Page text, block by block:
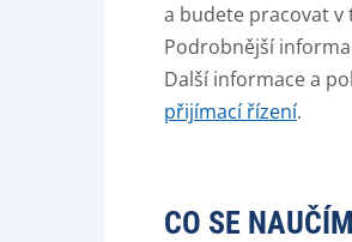
a budete pracovat v
Podrobnější
Další informace a
přijímací řízení.
CO SE NAUČÍM